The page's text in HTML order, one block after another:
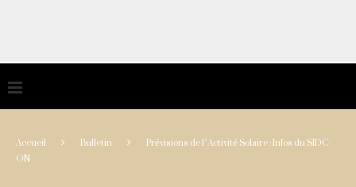
Accueil Bulletin Prévisions de l’Activité Solaire : Infos du SIDC-
ON